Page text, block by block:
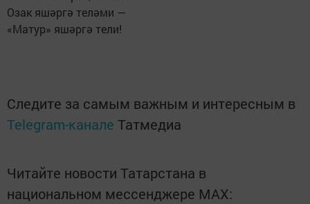
Озак яшәргә теләми —
«Матур» яшәргә тели!
Следите за самым важным и интересным в
Telegram-канале Татмедиа
Читайте новости Татарстана в
национальном мессенджере MАХ: